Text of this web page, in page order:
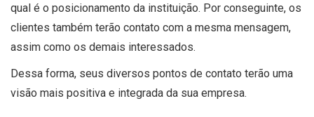
qual é o posicionamento da instituição. Por conseguinte, os
clientes também terão contato com a mesma mensagem,
assim como os demais interessados.
Dessa forma, seus diversos pontos de contato terão uma
visão mais positiva e integrada da sua empresa.